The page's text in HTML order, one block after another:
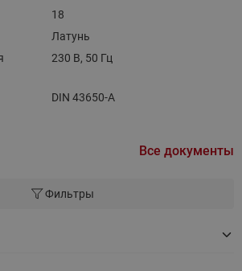
18
Латунь
230 В, 50 Гц
DIN 43650-A
Все документы
Фильтры